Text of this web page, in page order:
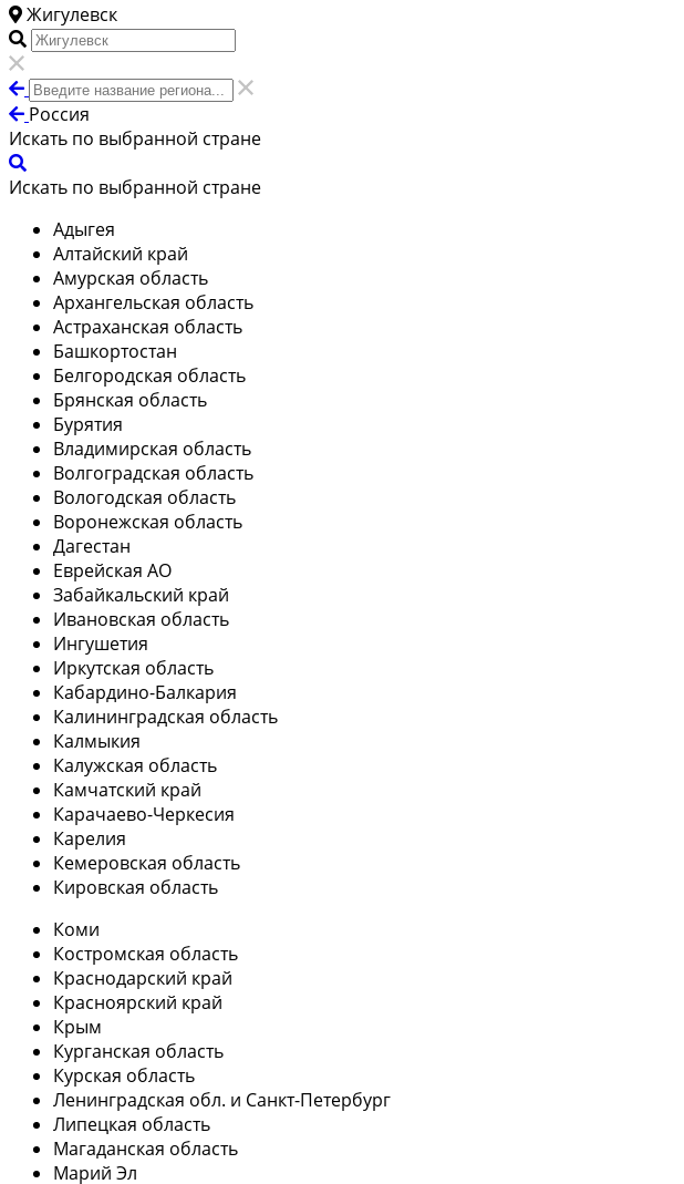
Жигулевск
Россия
Искать по выбранной стране
Искать по выбранной стране
Адыгея
Алтайский край
Амурская область
Архангельская область
Астраханская область
Башкортостан
Белгородская область
Брянская область
Бурятия
Владимирская область
Волгоградская область
Вологодская область
Воронежская область
Дагестан
Еврейская АО
Забайкальский край
Ивановская область
Ингушетия
Иркутская область
Кабардино-Балкария
Калининградская область
Калмыкия
Калужская область
Камчатский край
Карачаево-Черкесия
Карелия
Кемеровская область
Кировская область
Коми
Костромская область
Краснодарский край
Красноярский край
Крым
Курганская область
Курская область
Ленинградская обл. и Санкт-Петербург
Липецкая область
Магаданская область
Марий Эл